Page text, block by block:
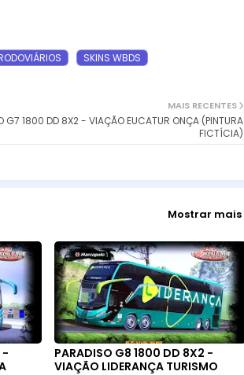
SKINS WBDS
MAIS RECENTES
G7 1800 DD 8X2 - VIAÇÃO EUCATUR ONÇA (PINTURA
FICTÍCIA)
Mostrar mais
-
PARADISO G8 1800 DD 8X2 -
VIAÇÃO LIDERANÇA TURISMO